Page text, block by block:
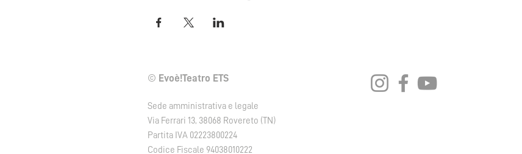
© Evoè!Teatro ETS
Sede amministrativa e legale
Via Ferrari 13, 38068 Rovereto (TN)
Partita IVA 02223800224
Codice Fiscale 94038010222